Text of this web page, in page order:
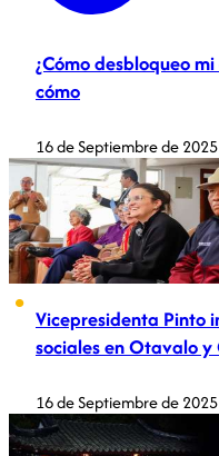
¿Cómo desbloqueo mi
cómo
16 de Septiembre de 2025
Vicepresidenta Pinto
sociales en Otavalo
16 de Septiembre de 2025